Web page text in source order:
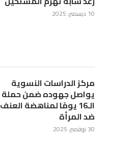
10 ديسمبر، 2025
مركز الدراسات النسوية
يواصل جهوده ضمن حملة
الـ16 يومًا لمناهضة العنف
ضد المرأة
30 نوفمبر، 2025